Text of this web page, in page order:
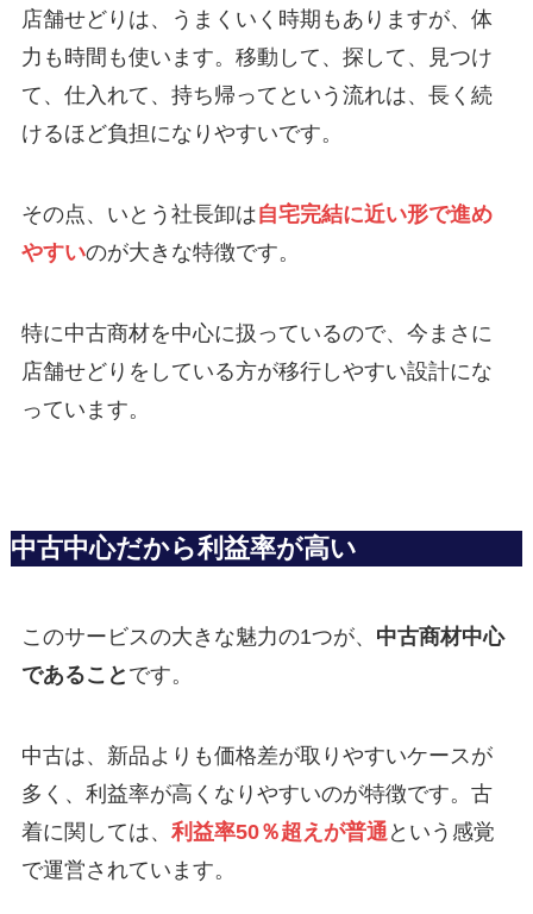
店舗せどりは、うまくいく時期もありますが、体
力も時間も使います。移動して、探して、見つけ
て、仕入れて、持ち帰ってという流れは、長く続
けるほど負担になりやすいです。
その点、いとう社長卸は自宅完結に近い形で進め
やすいのが大きな特徴です。
特に中古商材を中心に扱っているので、今まさに
店舗せどりをしている方が移行しやすい設計にな
っています。
中古中心だから利益率が高い
このサービスの大きな魅力の1つが、 中古商材中心
であること です。
中古は、新品よりも価格差が取りやすいケースが
多く、利益率が高くなりやすいのが特徴です。古
着に関しては、 利益率50％超えが普通 という感覚
で運営されています。